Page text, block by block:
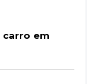
carro em